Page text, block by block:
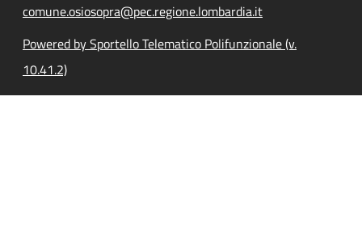
comune.osiosopra@pec.regione.lombardia.it
Powered by Sportello Telematico Polifunzionale (v.
10.41.2)